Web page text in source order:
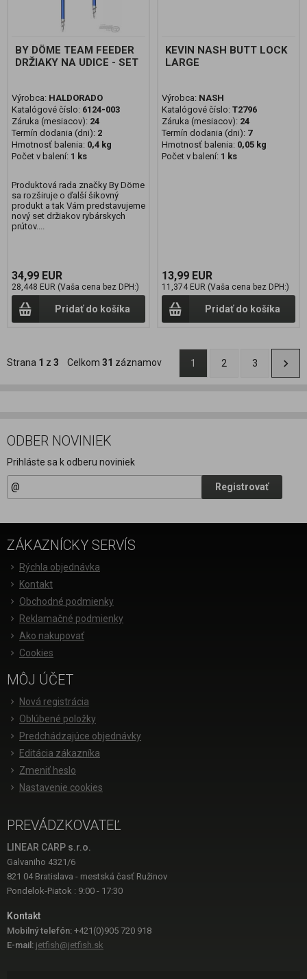
BY DÖME TEAM FEEDER
DRŽIAKY NA UDICE - SET
Výrobca: HALDORADO
Katalógové číslo: 6124-003
Záruka (mesiacov): 24
Termín dodania (dni): 2
Hmotnosť balenia: 0,4 kg
Počet v balení: 1 ks
Produktová rada značky By Döme
sa rozširuje o ďalší šikovný
produkt a tak Vám predstavujeme
nový set držiakov rybárskych
prútov....
34,99 EUR
28,448 EUR (Vaša cena bez DPH:)
Pridať do košíka
KEVIN NASH BUTT LOCK
LARGE
Výrobca: NASH
Katalógové číslo: T2796
Záruka (mesiacov): 24
Termín dodania (dni): 7
Hmotnosť balenia: 0,05 kg
Počet v balení: 1 ks
13,99 EUR
11,374 EUR (Vaša cena bez DPH:)
Pridať do košíka
Strana 1 z 3 Celkom 31 záznamov 1 2 3
ODBER NOVINIEK
Prihláste sa k odberu noviniek
Registrovať
ZÁKAZNÍCKY SERVÍS
Rýchla objednávka
Kontakt
Obchodné podmienky
Reklamačné podmienky
Ako nakupovať
Cookies
MÔJ ÚČET
Nová registrácia
Oblúbené položky
Predchádzajúce objednávky
Editácia zákazníka
Zmeniť heslo
Nastavenie cookies
PREVÁDZKOVATEĽ
LINEAR CARP s.r.o.
Galvaniho 4321/6
821 04 Bratislava - mestská časť Ružinov
Pondelok-Piatok : 9:00 - 17:30
Kontakt
Mobilný telefón: +421(0)905 720 918
E-mail: jetfish@jetfish.sk